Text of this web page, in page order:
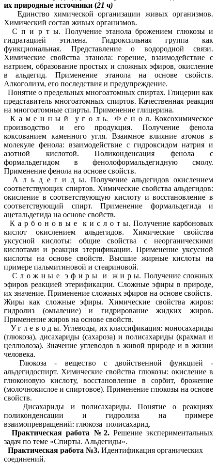
их природные источники (21 ч)
Единство химической организации живых организмов.
Химический состав живых организмов.
С п и р т ы. Получение этанола брожением глюкозы и
гидратацией этилена. Гидроксильная группа как
функциональная. Представление о водородной связи.
Химические свойства этанола: горение, взаимодействие с
натрием, образование простых и сложных эфиров, окисление
в альдегид. Применение этанола на основе свойств.
Алкоголизм, его последствия и предупреждение.
Понятие о предельных многоатомных спиртах. Глицерин как
представитель многоатомных спиртов. Качественная реакция
на многоатомные спирты. Применение глицерина.
К а м е н н ы й у г о л ь. Ф е н о л. Коксохимическое
производство и его продукция. Получение фенола
коксованием каменного угля. Взаимное влияние атомов в
молекуле фенола: взаимодействие с гидроксидом натрия и
азотной кислотой. Поликонденсация фенола с
формальдегидом в фенолоформальдегидную смолу.
Применение фенола на основе свойств.
А л ь д е г и д ы. Получение альдегидов окислением
соответствующих спиртов. Химические свойства альдегидов:
окисление в соответствующую кислоту и восстановление в
соответствующий спирт. Применение формальдегида и
ацетальдегида на основе свойств.
К а р б о н о в ы е к и с л о т ы. Получение карбоновых
кислот окислением альдегидов. Химические свойства
уксусной кислоты: общие свойства с неорганическими
кислотами и реакция этерификации. Применение уксусной
кислоты на основе свойств. Высшие жирные кислоты на
примере пальмитиновой и стеариновой.
С л о ж н ы е э ф и р ы и ж и р ы. Получение сложных
эфиров реакцией этерификации. Сложные эфиры в природе,
их значение. Применение сложных эфиров на основе свойств.
Жиры как сложные эфиры. Химические свойства жиров:
гидролиз (омыление) и гидрирование жидких жиров.
Применение жиров на основе свойств.
У г л е в о д ы. Углеводы, их классификация: моносахариды
(глюкоза), дисахариды (сахароза) и полисахариды (крахмал и
целлюлоза). Значение углеводов в живой природе и в жизни
человека.
Глюкоза - вещество с двойственной функцией -
альдегидоспирт. Химические свойства глюкозы: окисление в
глюконовую кислоту, восстановление в сорбит, брожение
(молочнокислое и спиртовое). Применение глюкозы на основе
свойств.
Дисахариды и полисахариды. Понятие о реакциях
поликонденсации и гидролиза на примере
взаимопревращений: глюкоза полисахарид.
Практическая работа №2.Решение экспериментальных
задач по теме «Спирты. Альдегиды».
Практическая работа №3. Идентификация органических
соединений.